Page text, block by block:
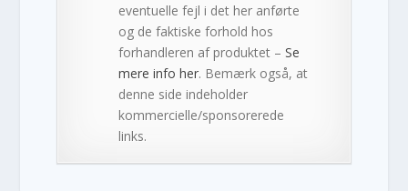
eventuelle fejl i det her anførte
og de faktiske forhold hos
forhandleren af produktet –Se
mere info her. Bemærk også, at
denne side indeholder
kommercielle/sponsorerede
links.